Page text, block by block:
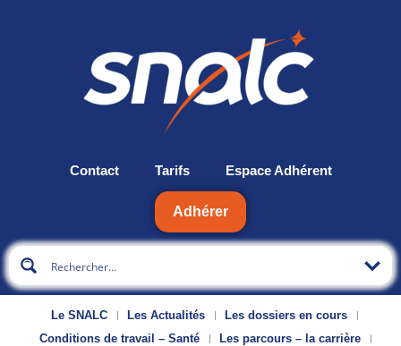
Contact Tarifs Espace Adhérent
Adhérer
Le SNALC Les Actualités
Les dossiers en cours
Conditions de travail – Santé
Les parcours – la carrière